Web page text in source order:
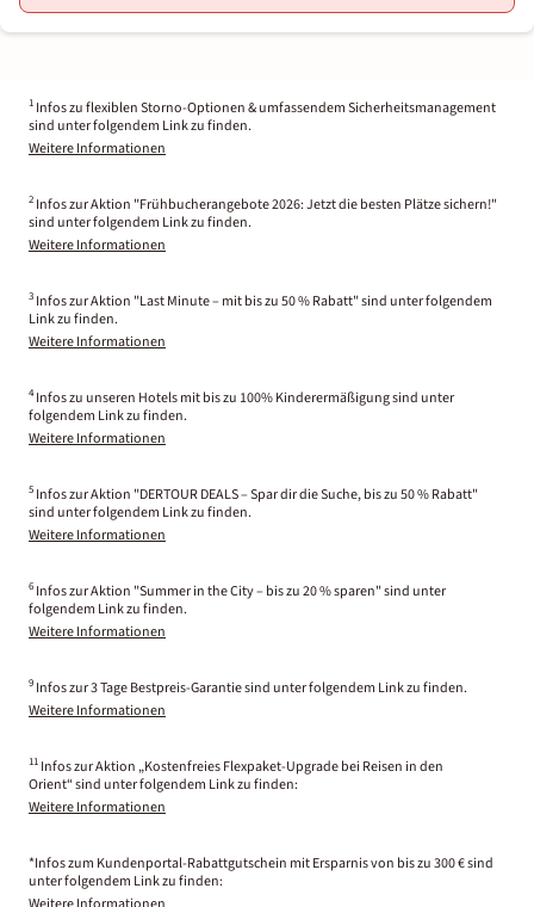
1 Infos zu flexiblen Storno-Optionen & umfassendem Sicherheitsmanagement
sind unter folgendem Link zu finden.
Weitere Informationen
2 Infos zur Aktion "Frühbucherangebote 2026: Jetzt die besten Plätze sichern!"
sind unter folgendem Link zu finden.
Weitere Informationen
3 Infos zur Aktion "Last Minute – mit bis zu 50 % Rabatt" sind unter folgendem
Link zu finden.
Weitere Informationen
4 Infos zu unseren Hotels mit bis zu 100% Kinderermäßigung sind unter
folgendem Link zu finden.
Weitere Informationen
5 Infos zur Aktion "DERTOUR DEALS – Spar dir die Suche, bis zu 50 % Rabatt"
sind unter folgendem Link zu finden.
Weitere Informationen
6 Infos zur Aktion "Summer in the City – bis zu 20 % sparen" sind unter
folgendem Link zu finden.
Weitere Informationen
9 Infos zur 3 Tage Bestpreis-Garantie sind unter folgendem Link zu finden.
Weitere Informationen
11 Infos zur Aktion „Kostenfreies Flexpaket-Upgrade bei Reisen in den
Orient“ sind unter folgendem Link zu finden:
Weitere Informationen
*Infos zum Kundenportal-Rabattgutschein mit Ersparnis von bis zu 300 € sind
unter folgendem Link zu finden: